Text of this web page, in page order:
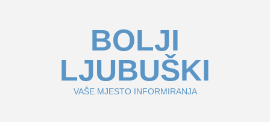
BOLJI
LJUBUŠKI
VAŠE MJESTO INFORMIRANJA